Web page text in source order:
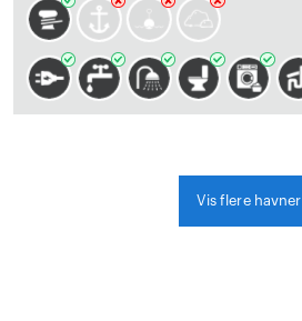
Vis flere havner